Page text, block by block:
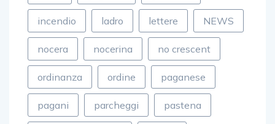
incendio ladro lettere NEWS
nocera nocerina no crescent
ordinanza ordine paganese
pagani parcheggi pastena